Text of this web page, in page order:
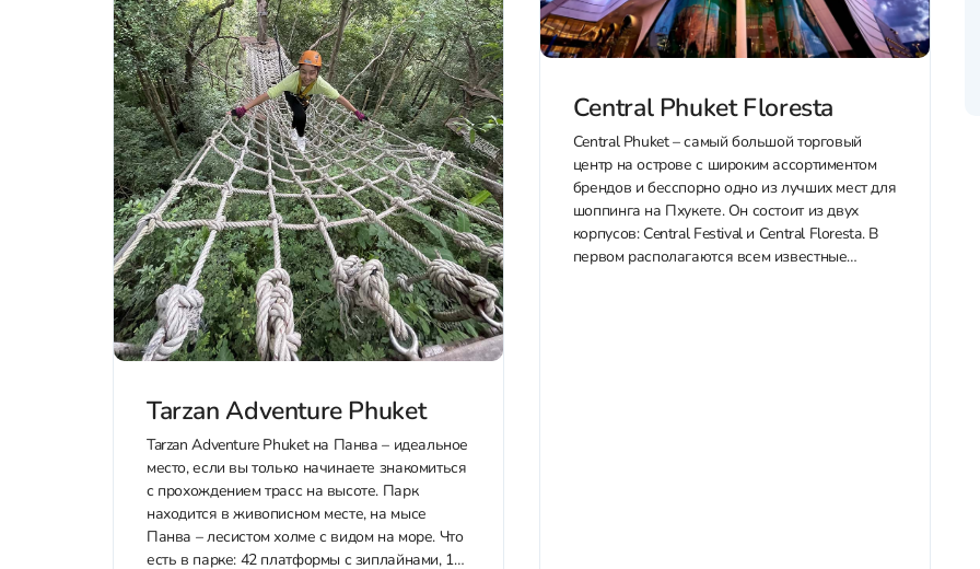
Tarzan Adventure Phuket
Tarzan Adventure Phuket на Панва – идеальное
место, если вы только начинаете знакомиться
с прохождением трасс на высоте. Парк
находится в живописном месте, на мысе
Панва – лесистом холме с видом на море. Что
есть в парке: 42 платформы с зиплайнами, 15
Central Phuket Floresta
Central Phuket – самый большой торговый
центр на острове с широким ассортиментом
брендов и бесспорно одно из лучших мест для
шоппинга на Пхукете. Он состоит из двух
корпусов: Central Festival и Central Floresta. В
первом располагаются всем известные